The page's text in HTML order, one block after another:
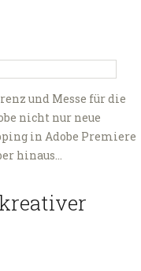
und Messe für die
nicht nur neue
in Adobe Premiere
hinaus…